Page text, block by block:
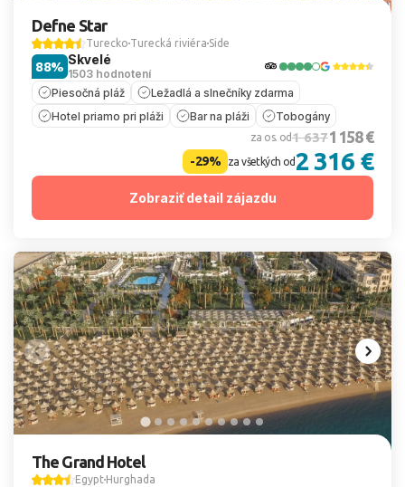
Defne Star
Turecko Turecká riviéra Side
Skvelé
1503 hodnotení
88%
Piesočná pláž
Ležadlá a slnečníky zdarma
Hotel priamo pri pláži
Bar na pláži Tobogány
za os. od1 6371 158 €
-29% za všetkých od2 316 €
Zobraziť detail zájazdu
The Grand Hotel
Egypt Hurghada